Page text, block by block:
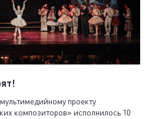
проекту
композиторов» исполнилось 10